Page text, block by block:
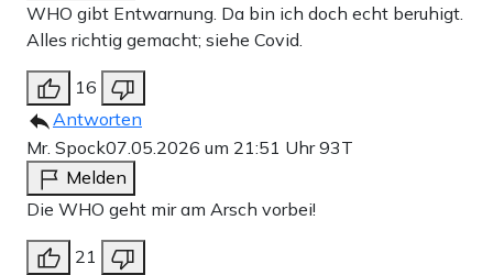
WHO gibt Entwarnung. Da bin ich doch echt beruhigt.
Alles richtig gemacht; siehe Covid.
16
Antworten
Mr. Spock07.05.2026 um 21:51 Uhr93T
Melden
Die WHO geht mir am Arsch vorbei!
21